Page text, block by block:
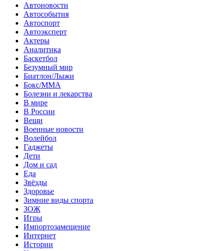
Автоновости
Автособытия
Автоспорт
Автоэксперт
Актеры
Аналитика
Баскетбол
Безумный мир
Биатлон/Лыжи
Бокс/MMA
Болезни и лекарства
В мире
В России
Вещи
Военные новости
Волейбол
Гаджеты
Дети
Дом и сад
Еда
Звёзды
Здоровье
Зимние виды спорта
ЗОЖ
Игры
Импортозамещение
Интернет
Истории